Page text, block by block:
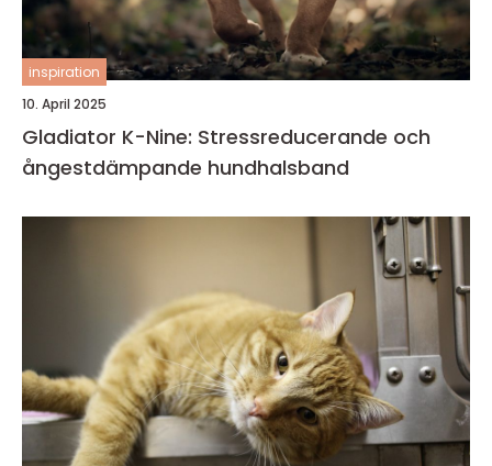
inspiration
10. April 2025
Gladiator K-Nine: Stressreducerande och
ångestdämpande hundhalsband